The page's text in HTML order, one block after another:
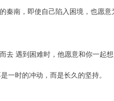
秦南，即使自己陷入困境，也愿
去 遇到困难时，他愿意和你一起
一时的冲动，而是长久的坚持。